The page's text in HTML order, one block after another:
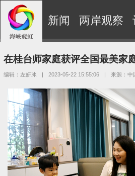
新闻 两岸观察
在桂台师家庭获评全国最美家
编辑：左妍冰 | 2023-05-22 15:55:06 | 来源：中